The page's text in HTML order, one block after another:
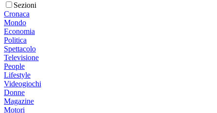
Sezioni
Cronaca
Mondo
Economia
Politica
Spettacolo
Televisione
People
Lifestyle
Videogiochi
Donne
Magazine
Motori